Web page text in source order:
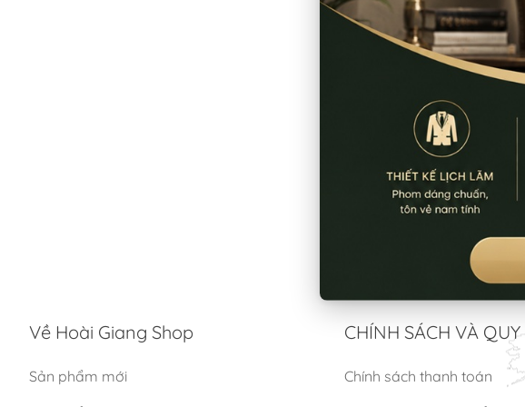
Về Hoài Giang Shop
Sản phẩm mới
CHÍNH SÁCH VÀ
Chính sách thanh toán